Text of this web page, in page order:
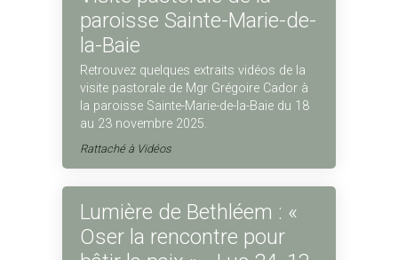
paroisse Sainte-Marie-de-
la-Baie
Retrouvez quelques extraits vidéos de la
visite pastorale de Mgr Grégoire Cador à
la paroisse Sainte-Marie-de-la-Baie du 18
au 23 novembre 2025.
Rattaché à Vidéos
Lumière de Bethléem : «
Oser la rencontre pour